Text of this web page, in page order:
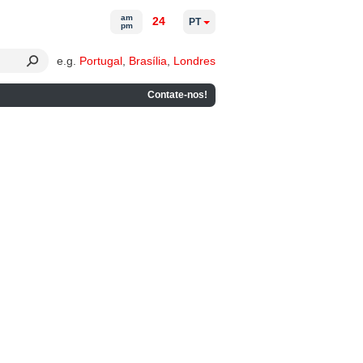
e.g. Portugal Brasília Londres
Contate-nos!
am
pm
24 PT